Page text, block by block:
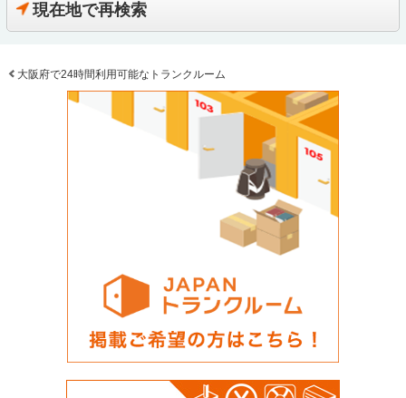
現在地で再検索
大阪府で24時間利用可能なトランクルーム